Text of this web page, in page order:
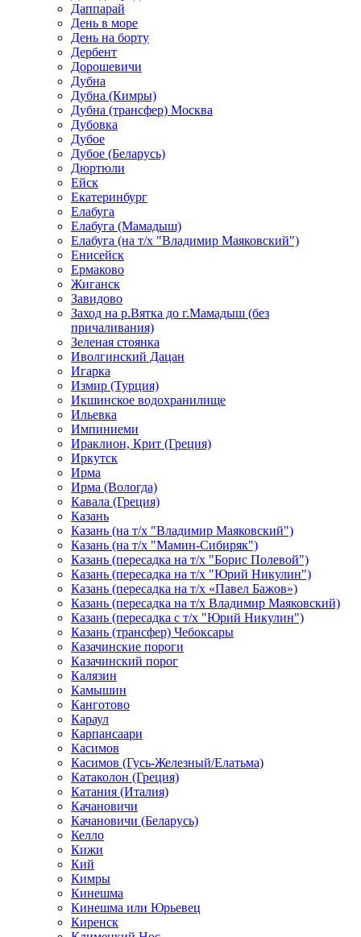
Даппарай
День в море
День на борту
Дербент
Дорошевичи
Дубна
Дубна (Кимры)
Дубна (трансфер) Москва
Дубовка
Дубое
Дубое (Беларусь)
Дюртюли
Ейск
Екатеринбург
Елабуга
Елабуга (Мамадыш)
Елабуга (на т/х "Владимир Маяковский")
Енисейск
Ермаково
Жиганск
Завидово
Заход на р.Вятка до г.Мамадыш (без
причаливания)
Зеленая стоянка
Иволгинский Дацан
Игарка
Измир (Турция)
Икшинское водохранилище
Ильевка
Импиниеми
Ираклион, Крит (Греция)
Иркутск
Ирма
Ирма (Вологда)
Кавала (Греция)
Казань
Казань (на т/х "Владимир Маяковский")
Казань (на т/х "Мамин-Сибиряк")
Казань (пересадка на т/х "Борис Полевой")
Казань (пересадка на т/х "Юрий Никулин")
Казань (пересадка на т/х «Павел Бажов»)
Казань (пересадка на т/х Владимир Маяковский)
Казань (пересадка с т/х "Юрий Никулин")
Казань (трансфер) Чебоксары
Казачинские пороги
Казачинский порог
Калязин
Камышин
Канготово
Караул
Карпансаари
Касимов
Касимов (Гусь-Железный/Елатьма)
Катаколон (Греция)
Катания (Италия)
Качановичи
Качановичи (Беларусь)
Келло
Кижи
Кий
Кимры
Кинешма
Кинешма или Юрьевец
Киренск